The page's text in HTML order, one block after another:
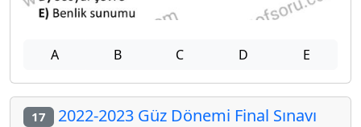
A B C D E
17 2022-2023 Güz Dönemi Final Sınavı